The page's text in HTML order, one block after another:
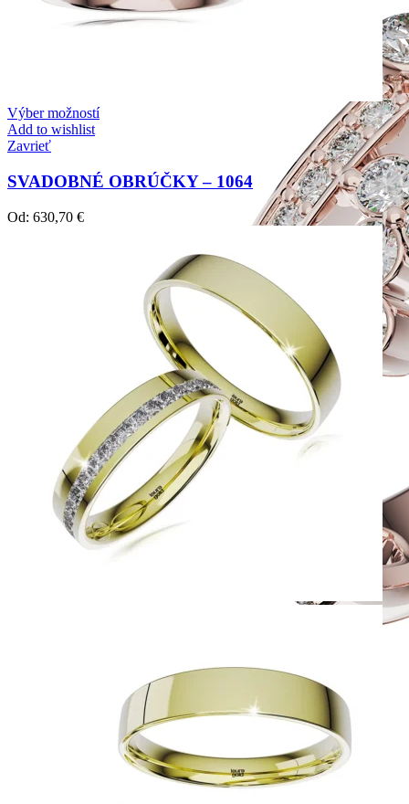
Výber možností
Add to wishlist
Zavrieť
SVADOBNÉ OBRÚČKY – 1064
Od: 630,70 €